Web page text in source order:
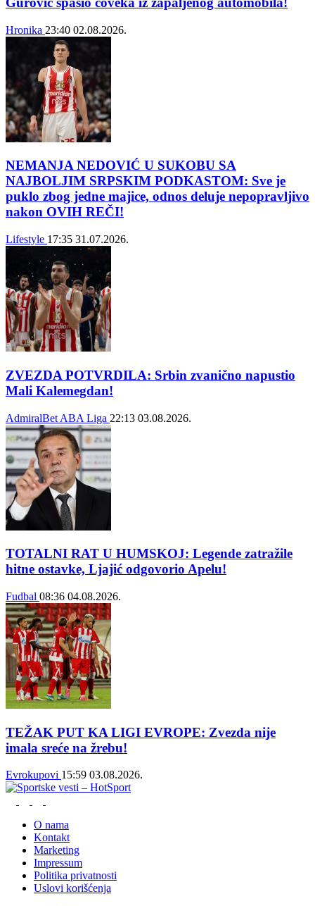
Hronika 23:40 02.08.2026.
NEMANJA NEDOVIĆ U SUKOBU SA
NAJBOLJIM SRPSKIM PODKASTOM: Sve je
puklo zbog jedne majice, odnos deluje nepopravljivo
nakon OVIH REČI!
Lifestyle 17:35 31.07.2026.
ZVEZDA POTVRDILA: Srbin zvanično napustio
Mali Kalemegdan!
AdmiralBet ABA Liga 22:13 03.08.2026.
TOTALNI RAT U HUMSKOJ: Legende zatražile
hitne ostavke, Ljajić odgovorio Apelu!
Fudbal 08:36 04.08.2026.
TEŽAK PUT KA LIGI EVROPE: Zvezda nije
imala sreće na žrebu!
Evrokupovi 15:59 03.08.2026.
O nama
Kontakt
Marketing
Impressum
Politika privatnosti
Uslovi korišćenja